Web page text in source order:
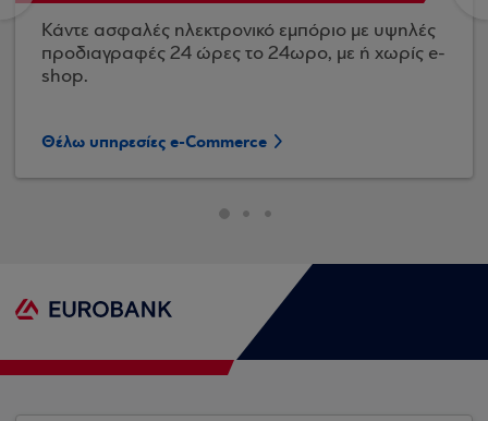
Κάντε ασφαλές ηλεκτρονικό εμπόριο με υψηλές
προδιαγραφές 24 ώρες το 24ωρο, με ή χωρίς e-
shop.
Θέλω υπηρεσίες e-Commerce